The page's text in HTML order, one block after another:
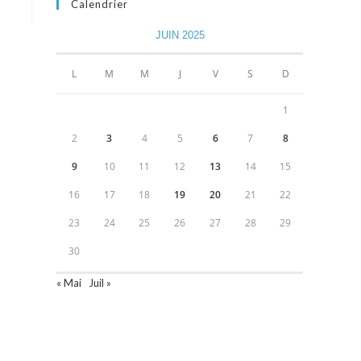
Calendrier
JUIN 2025
L M M J V S D
1
2 3 4 5 6 7 8
9 10 11 12 13 14 15
16 17 18 19 20 21 22
23 24 25 26 27 28 29
30
« Mai Juil »